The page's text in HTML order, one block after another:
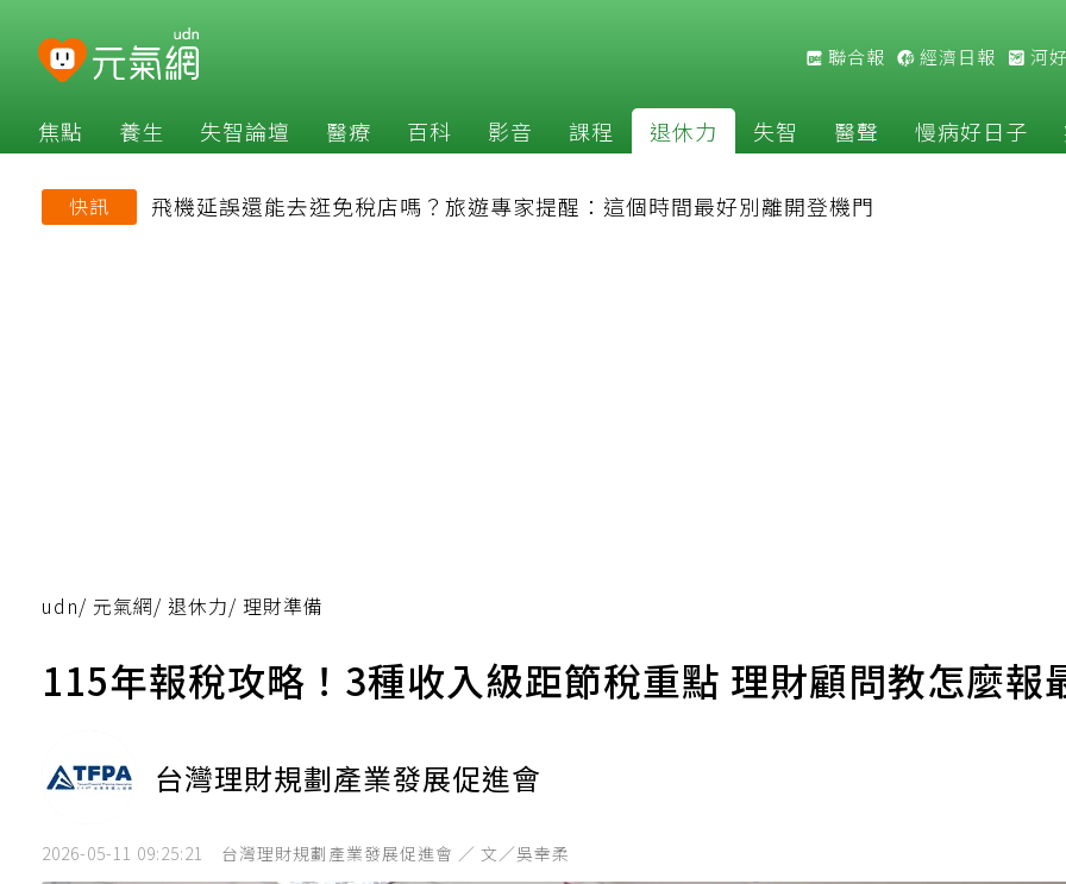
聯合報 經濟日報 河
焦點 養生 失智論壇 醫療 百科 影音 課程 退休力 失智 醫聲 慢病好日子
快訊 飛機延誤還能去逛免稅店嗎？旅遊專家提醒：這個時間最好別離開登機門
udn/ 元氣網/ 退休力/ 理財準備
115年報稅攻略！3種收入級距節稅重點 理財顧問教怎麼報
台灣理財規劃產業發展促進會
2026-05-11 09:25:21 台灣理財規劃產業發展促進會 ／ 文／吳幸柔